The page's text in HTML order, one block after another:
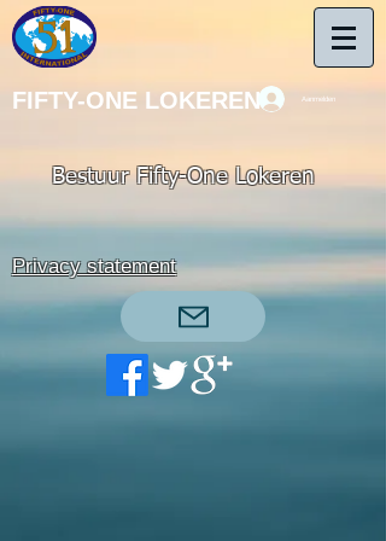
FIFTY-ONE LOKEREN Aanmelden
Bestuur Fifty-One Lokeren
Privacy statement